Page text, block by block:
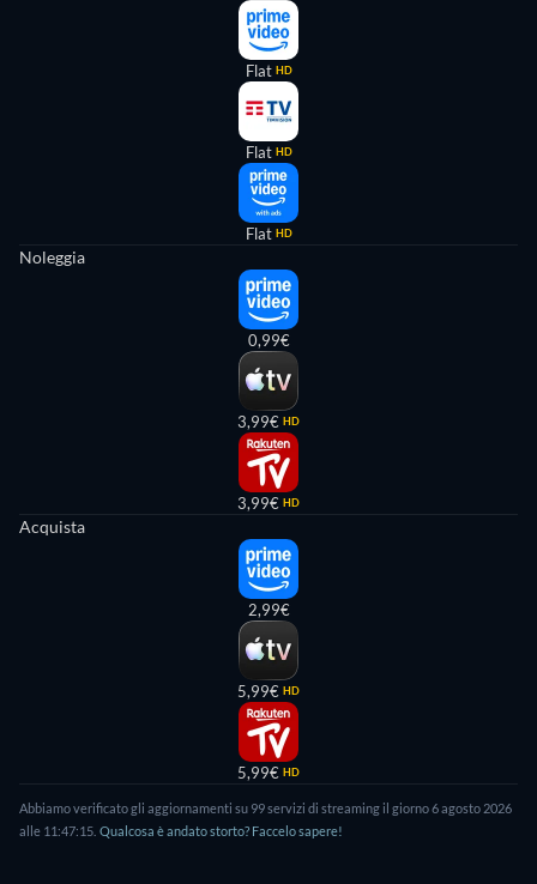
Flat HD
Flat HD
Flat HD
Noleggia
0,99€
3,99€ HD
3,99€ HD
Acquista
2,99€
5,99€ HD
5,99€ HD
Abbiamo verificato gli aggiornamenti su 99servizi di streaming il giorno6 agosto 2026
alle 11:47:15 Qualcosa è andato storto? Faccelo sapere!